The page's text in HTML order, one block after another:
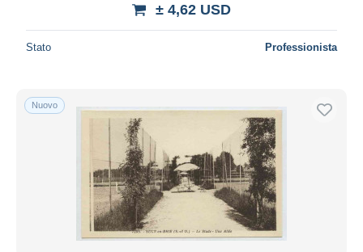
± 4,62 USD
Stato Professionista
Nuovo